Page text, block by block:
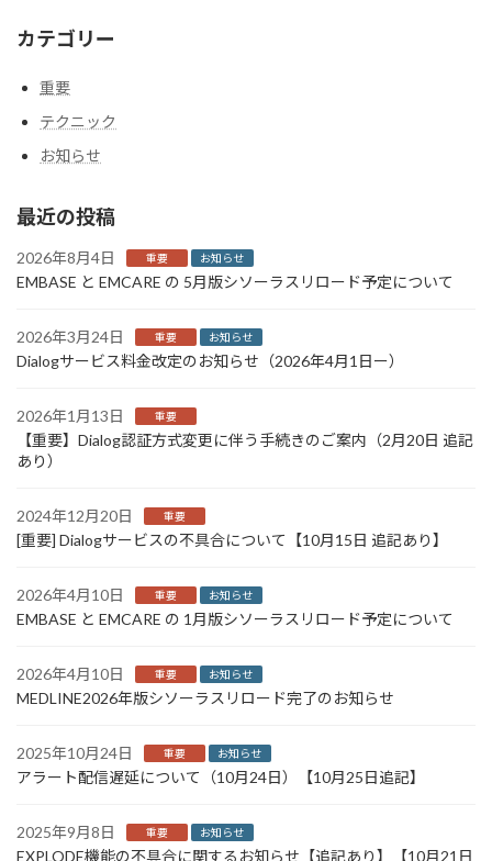
カテゴリー
重要
テクニック
お知らせ
最近の投稿
2026年8月4日 重要 お知らせ
EMBASE と EMCARE の 5月版シソーラスリロード予定について
2026年3月24日 重要 お知らせ
Dialogサービス料金改定のお知らせ（2026年4月1日ー）
2026年1月13日 重要
【重要】Dialog認証方式変更に伴う手続きのご案内（2月20日 追記
あり）
2024年12月20日 重要
[重要] Dialogサービスの不具合について【10月15日 追記あり】
2026年4月10日 重要 お知らせ
EMBASE と EMCARE の 1月版シソーラスリロード予定について
2026年4月10日 重要 お知らせ
MEDLINE2026年版シソーラスリロード完了のお知らせ
2025年10月24日 重要 お知らせ
アラート配信遅延について（10月24日）【10月25日追記】
2025年9月8日 重要 お知らせ
EXPLODE機能の不具合に関するお知らせ【追記あり】【10月21日